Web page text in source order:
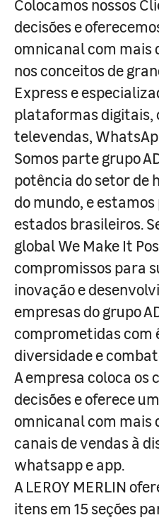
Colocamos nossos
decisões e
omnicanal com mais
nos conceitos de
Express e
plataformas digitais,
televendas,
Somos parte grupo
potência do setor de
do mundo, e
estados brasileiros.
global We Make It
compromissos para
inovação e
empresas do grupo
comprometidas com
diversidade e
A empresa coloca os
decisões e oferece
omnicanal com mais
canais de vendas à
whatsapp e app.
A LEROY MERLIN
itens em 15 seções